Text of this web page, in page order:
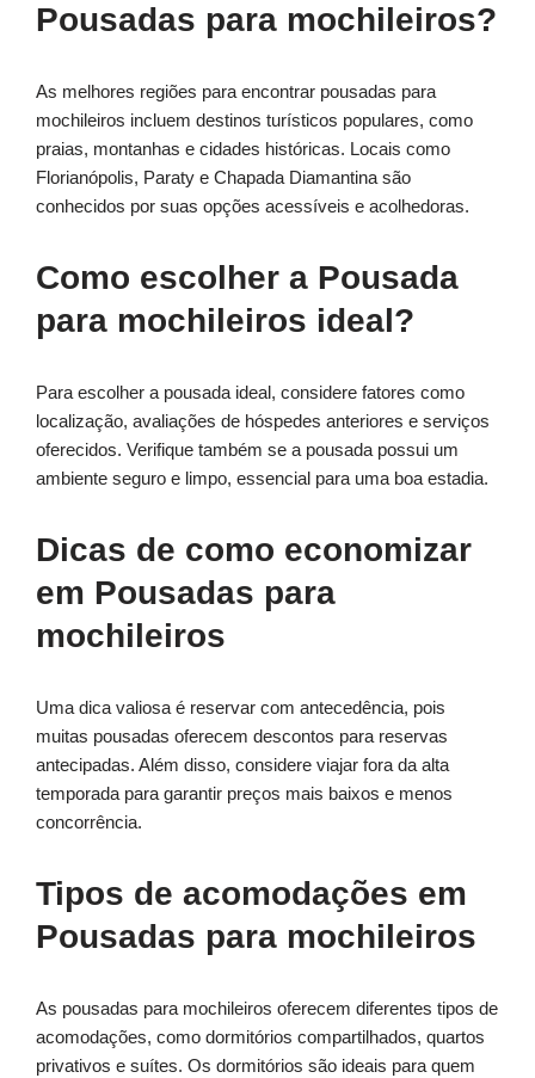
Pousadas para mochileiros?
As melhores regiões para encontrar pousadas para
mochileiros incluem destinos turísticos populares, como
praias, montanhas e cidades históricas. Locais como
Florianópolis, Paraty e Chapada Diamantina são
conhecidos por suas opções acessíveis e acolhedoras.
Como escolher a Pousada
para mochileiros ideal?
Para escolher a pousada ideal, considere fatores como
localização, avaliações de hóspedes anteriores e serviços
oferecidos. Verifique também se a pousada possui um
ambiente seguro e limpo, essencial para uma boa estadia.
Dicas de como economizar
em Pousadas para
mochileiros
Uma dica valiosa é reservar com antecedência, pois
muitas pousadas oferecem descontos para reservas
antecipadas. Além disso, considere viajar fora da alta
temporada para garantir preços mais baixos e menos
concorrência.
Tipos de acomodações em
Pousadas para mochileiros
As pousadas para mochileiros oferecem diferentes tipos de
acomodações, como dormitórios compartilhados, quartos
privativos e suítes. Os dormitórios são ideais para quem